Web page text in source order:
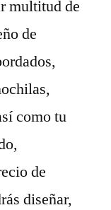
multitud de
de
como tu
de
diseñar,